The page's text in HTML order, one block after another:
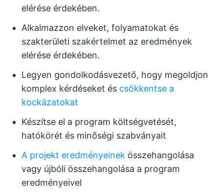
elérése érdekében.
Alkalmazzon elveket, folyamatokat és
szakterületi szakértelmet az eredmények
elérése érdekében.
Legyen gondolkodásvezető, hogy megoldjon
komplex kérdéseket és csökkentse a
kockázatokat
Készítse el a program költségvetését,
hatókörét és minőségi szabványait
A projekt eredményeinek összehangolása
vagy újbóli összehangolása a program
eredményeivel